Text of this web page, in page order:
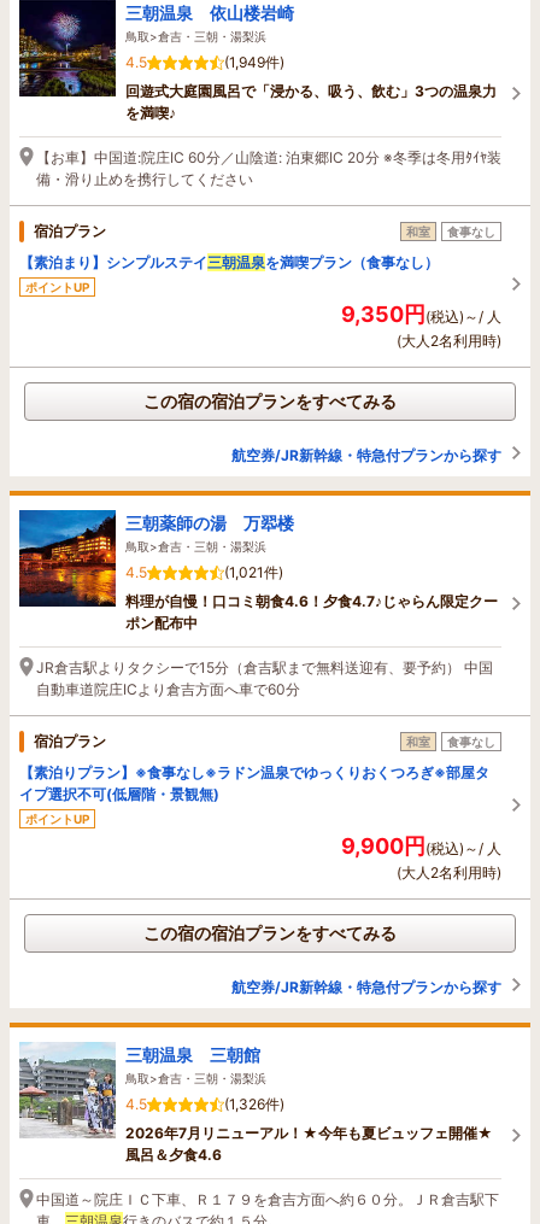
三朝温泉 依山楼岩崎
鳥取>倉吉・三朝・湯梨浜
4.5
(1,949件)
回遊式大庭園風呂で「浸かる、吸う、飲む」3つの温泉力
を満喫♪
【お車】中国道:院庄IC 60分／山陰道: 泊東郷IC 20分 ※冬季は冬用ﾀｲﾔ装
備・滑り止めを携行してください
宿泊プラン 和室 食事なし
【素泊まり】シンプルステイ三朝温泉を満喫プラン（食事なし）
ポイントUP
9,350円(税込)～/ 人
(大人2名利用時)
この宿の宿泊プランをすべてみる
航空券/JR新幹線・特急付プランから探す
三朝薬師の湯 万翆楼
鳥取>倉吉・三朝・湯梨浜
4.5
(1,021件)
料理が自慢！口コミ朝食4.6！夕食4.7♪じゃらん限定クー
ポン配布中
JR倉吉駅よりタクシーで15分（倉吉駅まで無料送迎有、要予約） 中国
自動車道院庄ICより倉吉方面へ車で60分
宿泊プラン 和室 食事なし
【素泊りプラン】※食事なし※ラドン温泉でゆっくりおくつろぎ※部屋タ
イプ選択不可(低層階・景観無)
ポイントUP
9,900円(税込)～/ 人
(大人2名利用時)
この宿の宿泊プランをすべてみる
航空券/JR新幹線・特急付プランから探す
三朝温泉 三朝館
鳥取>倉吉・三朝・湯梨浜
4.5
(1,326件)
2026年7月リニューアル！★今年も夏ビュッフェ開催★
風呂＆夕食4.6
中国道～院庄ＩＣ下車、Ｒ１７９を倉吉方面へ約６０分。ＪＲ倉吉駅下